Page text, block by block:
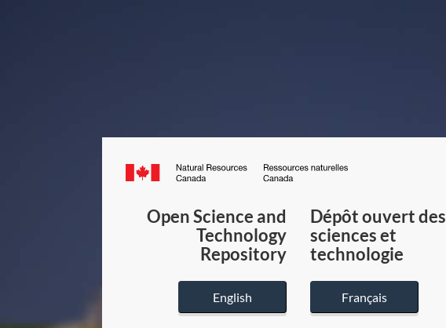
Canada.ca
du
Canada
Open Science and
Technology
Repository
English
Dépôt ouvert des
sciences et
technologie
Français